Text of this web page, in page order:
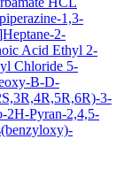
1,3-
2-
Acid Ethyl 2-
Chloride 5-
B-D-
3-
2H-Pyran-2,4,5-